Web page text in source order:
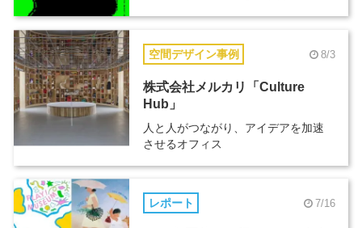
空間デザイン事例 8/3
株式会社メルカリ「Culture
Hub」
人と人がつながり、アイデアを加速
させるオフィス
レポート 7/16